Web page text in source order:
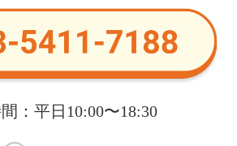
：平日10:00〜18:30